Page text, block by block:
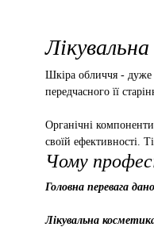
Шкіра обличчя - дуже
передчасного її
Органічні
своїй ефективності.
Чому
Головна перевага
Лікувальна